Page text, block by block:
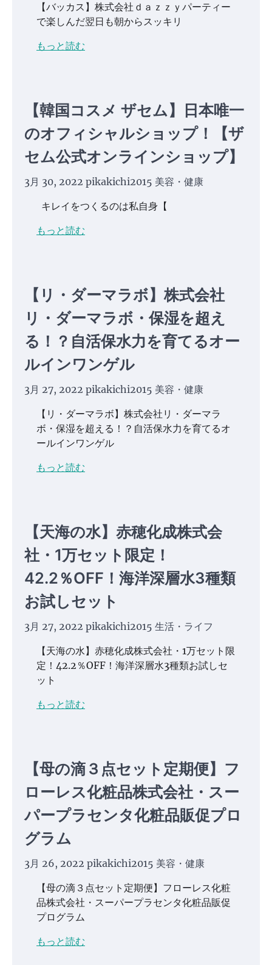
【バッカス】株式会社ｄａｚｚｙパーティー
で楽しんだ翌日も朝からスッキリ
もっと読む
【韓国コスメ ザセム】日本唯一
のオフィシャルショップ！【ザ
セム公式オンラインショップ】
3月 30, 2022 pikakichi2015 美容・健康
キレイをつくるのは私自身【
もっと読む
【リ・ダーマラボ】株式会社
リ・ダーマラボ・保湿を超え
る！？自活保水力を育てるオー
ルインワンゲル
3月 27, 2022 pikakichi2015 美容・健康
【リ・ダーマラボ】株式会社リ・ダーマラ
ボ・保湿を超える！？自活保水力を育てるオ
ールインワンゲル
もっと読む
【天海の水】赤穂化成株式会
社・1万セット限定！
42.2％OFF！海洋深層水3種類
お試しセット
3月 27, 2022 pikakichi2015 生活・ライフ
【天海の水】赤穂化成株式会社・1万セット限
定！42.2％OFF！海洋深層水3種類お試しセ
ット
もっと読む
【母の滴３点セット定期便】フ
ローレス化粧品株式会社・スー
パープラセンタ化粧品販促プロ
グラム
3月 26, 2022 pikakichi2015 美容・健康
【母の滴３点セット定期便】フローレス化粧
品株式会社・スーパープラセンタ化粧品販促
プログラム
もっと読む